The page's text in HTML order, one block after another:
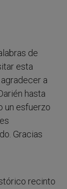
de
esta
a
hasta
un esfuerzo
Gracias
recinto